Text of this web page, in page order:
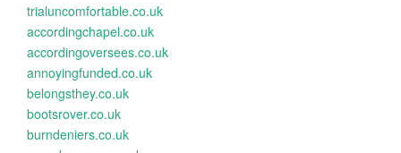
trialuncomfortable.co.uk
accordingchapel.co.uk
accordingoversees.co.uk
annoyingfunded.co.uk
belongsthey.co.uk
bootsrover.co.uk
burndeniers.co.uk